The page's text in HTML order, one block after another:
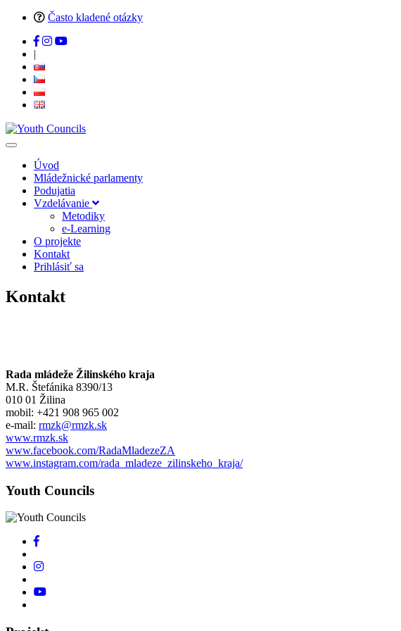
Často kladené otázky
|
Úvod
Mládežnické parlamenty
Podujatia
Vzdelávanie
Metodiky
e-Learning
O projekte
Kontakt
Prihlásiť sa
Kontakt
Rada mládeže Žilinského kraja
M.R. Štefánika 8390/13
010 01 Žilina
mobil: +421 908 965 002
e-mail: rmzk@rmzk.sk
www.rmzk.sk
www.facebook.com/RadaMladezeZA
www.instagram.com/rada_mladeze_zilinskeho_kraja/
Youth Councils